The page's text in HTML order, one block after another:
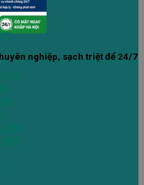
nghiệp, sạch triệt để 24/7